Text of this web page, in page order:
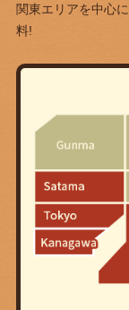
関東エリアを中心
料!